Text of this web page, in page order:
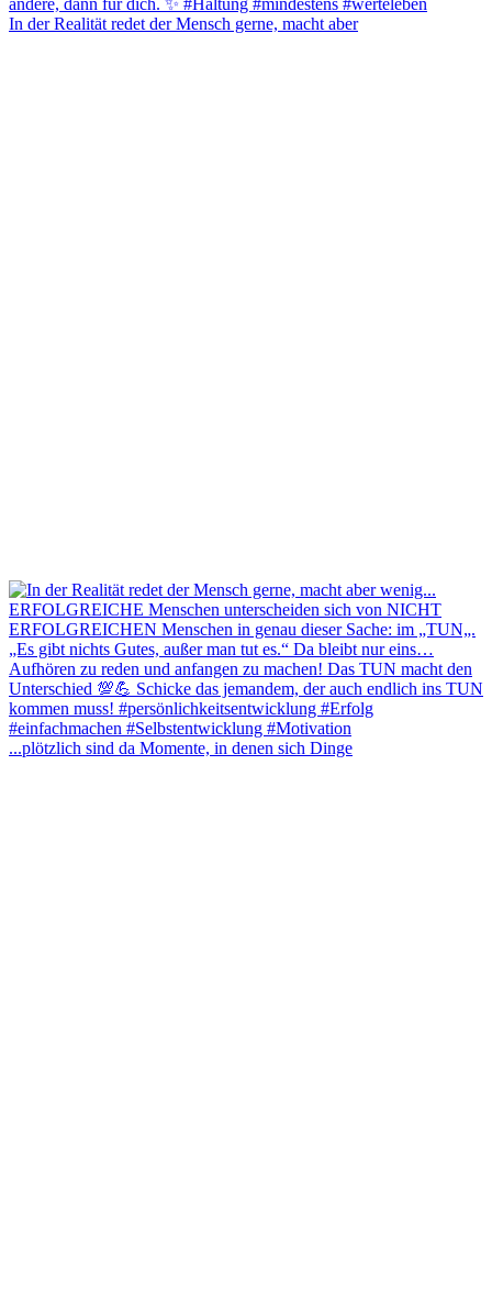
In der Realität redet der Mensch gerne, macht aber
...plötzlich sind da Momente, in denen sich Dinge